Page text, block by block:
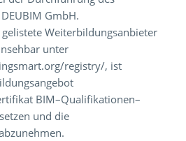
GmbH.
Weiterbildungsanbieter
unter
registry/, ist
BIM–Qualifikationen–
und die